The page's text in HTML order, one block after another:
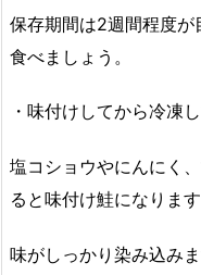
保存期間は2週間程度が
食べましょう。
・味付けしてから冷凍
塩コショウやにんにく
ると味付け鮭になります
味がしっかり染み込み